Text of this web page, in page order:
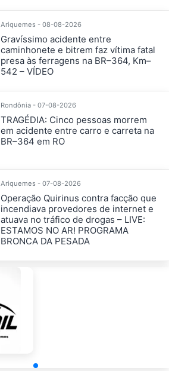
Ariquemes - 08-08-2026
Gravíssimo acidente entre
caminhonete e bitrem faz vítima fatal
presa às ferragens na BR–364, Km–
542 – VÍDEO
Rondônia - 07-08-2026
TRAGÉDIA: Cinco pessoas morrem
em acidente entre carro e carreta na
BR–364 em RO
Ariquemes - 07-08-2026
Operação Quirinus contra facção que
incendiava provedores de internet e
atuava no tráfico de drogas – LIVE:
ESTAMOS NO AR! PROGRAMA
BRONCA DA PESADA